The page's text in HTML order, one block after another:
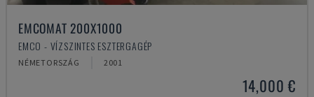
EMCOMAT 200X1000
EMCO - VÍZSZINTES ESZTERGAGÉP
NÉMETORSZÁG 2001
14,000 €